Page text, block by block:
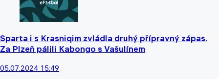
Sparta i s Krasniqim zvládla druhý přípravný zápas.
Za Plzeň pálili Kabongo s Vašulínem
05.07.2024 15:49